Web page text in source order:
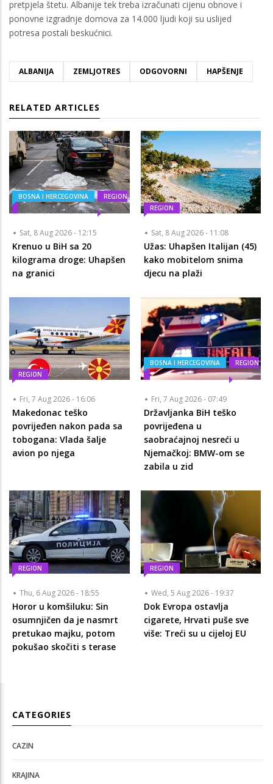
pretpjela štetu. Albanije tek treba izračunati cijenu obnove i
ponovne izgradnje domova za 14.000 ljudi koji su uslijed
potresa postali beskućnici.
ALBANIJA ZEMLJOTRES ODGOVORNI HAPŠENJE
RELATED ARTICLES
BOSNA I HERCEGOVINA REGION
Sat, 8 Aug 2026 - 12:15
Krenuo u BiH sa 20
kilograma droge: Uhapšen
na granici
REGION
Sat, 8 Aug 2026 - 11:08
Užas: Uhapšen Italijan (45)
kako mobitelom snima
djecu na plaži
REGION
Fri, 7 Aug 2026 - 16:06
Makedonac teško
povrijeđen nakon pada sa
tobogana: Vlada šalje
avion po njega
BOSNA I HERCEGOVINA REGION
Fri, 7 Aug 2026 - 07:49
Državljanka BiH teško
povrijeđena u
saobraćajnoj nesreći u
Njemačkoj: BMW-om se
zabila u zid
REGION
Thu, 6 Aug 2026 - 18:55
Horor u komšiluku: Sin
osumnjičen da je nasmrt
pretukao majku, potom
pokušao skočiti s terase
REGION
Wed, 5 Aug 2026 - 19:37
Dok Evropa ostavlja
cigarete, Hrvati puše sve
više: Treći su u cijeloj EU
CATEGORIES
CAZIN
KRAJINA